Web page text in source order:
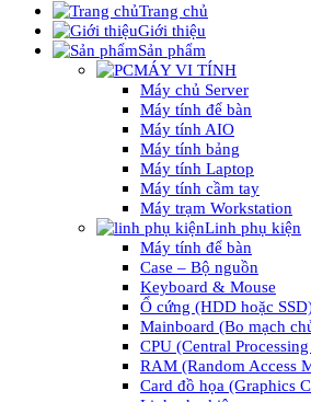
Trang chủ
Giới thiệu
Sản phẩm
MÁY VI TÍNH
Máy chủ Server
Máy tính để bàn
Máy tính AIO
Máy tính bảng
Máy tính Laptop
Máy tính cầm tay
Máy trạm Workstation
Linh phụ kiện
Máy tính để bàn
Case – Bộ nguồn
Keyboard & Mouse
Ổ cứng (HDD hoặc
Mainboard (Bo mạch
CPU (Central
RAM (Random Access
Card đồ họa (Graphics